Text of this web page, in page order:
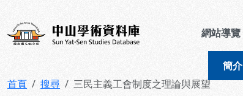
中山學術資料庫 網站導覽
簡介
首頁 搜尋 三民主義工會制度之理論與展望